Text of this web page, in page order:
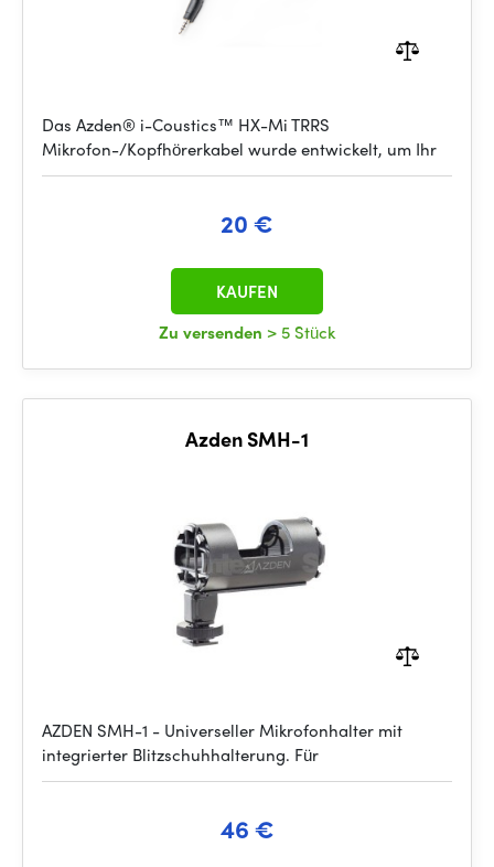
Das Azden® i-Coustics™ HX-Mi TRRS
Mikrofon-/Kopfhörerkabel wurde entwickelt, um Ihr
20 €
Zu versenden > 5 Stück
KAUFEN
Azden SMH-1
AZDEN SMH-1 - Universeller Mikrofonhalter mit
integrierter Blitzschuhhalterung. Für
46 €